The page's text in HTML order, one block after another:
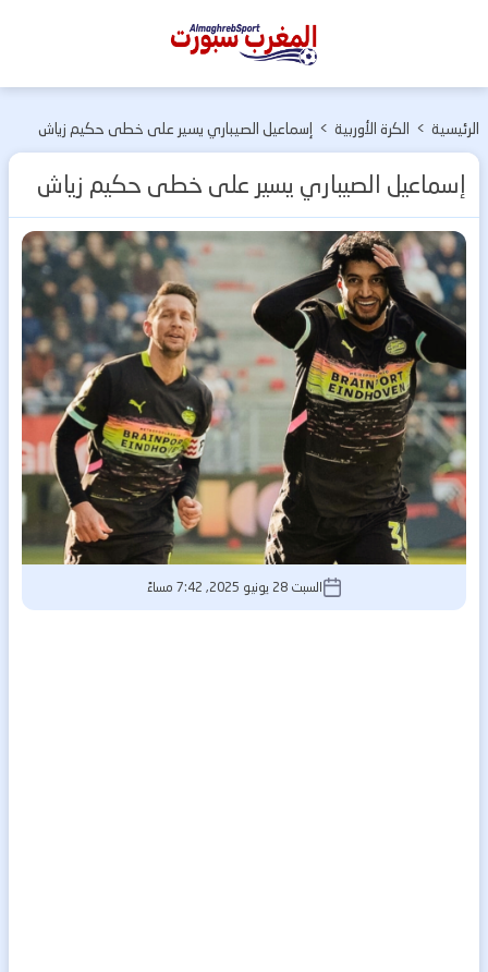
المغرب
الرئيسية > الكرة الأوربية > إسماعيل الصيباري يسير على خطى حكيم زياش
إسماعيل الصيباري يسير على خطى حكيم زياش
السبت 28 يونيو 2025, 7:42 مساءً